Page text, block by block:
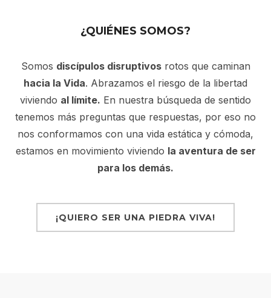
¿QUIÉNES SOMOS?
Somos discípulos disruptivosrotos que caminan
hacia la Vida. Abrazamos el riesgo de la libertad
viviendo al límite. En nuestra búsqueda de sentido
tenemos más preguntas que respuestas, por eso no
nos conformamos con una vida estática y cómoda,
estamos en movimiento viviendo la aventura de ser
para los demás.
¡QUIERO SER UNA PIEDRA VIVA!